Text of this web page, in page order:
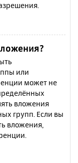
или
может не
вложения
групп. Если вы
вложения,